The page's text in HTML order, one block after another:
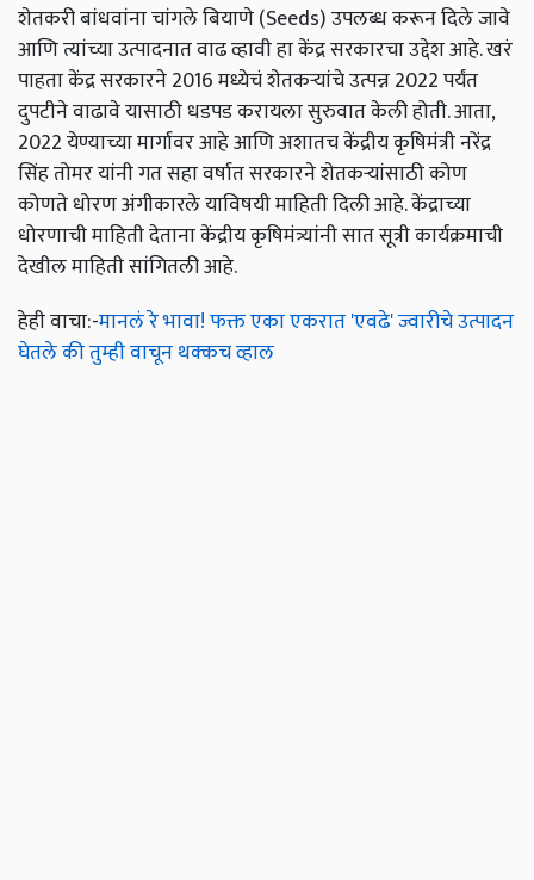
शेतकरी बांधवांना चांगले बियाणे (Seeds) उपलब्ध करून दिले जावे
आणि त्यांच्या उत्पादनात वाढ व्हावी हा केंद्र सरकारचा उद्देश आहे. खरं
पाहता केंद्र सरकारने 2016 मध्येचं शेतकऱ्यांचे उत्पन्न 2022 पर्यंत
दुपटीने वाढावे यासाठी धडपड करायला सुरुवात केली होती. आता,
2022 येण्याच्या मार्गावर आहे आणि अशातच केंद्रीय कृषिमंत्री नरेंद्र
सिंह तोमर यांनी गत सहा वर्षात सरकारने शेतकऱ्यांसाठी कोण
कोणते धोरण अंगीकारले याविषयी माहिती दिली आहे. केंद्राच्या
धोरणाची माहिती देताना केंद्रीय कृषिमंत्र्यांनी सात सूत्री कार्यक्रमाची
देखील माहिती सांगितली आहे.
हेही वाचा:-मानलं रे भावा! फक्त एका एकरात 'एवढे' ज्वारीचे उत्पादन
घेतले की तुम्ही वाचून थक्कच व्हाल